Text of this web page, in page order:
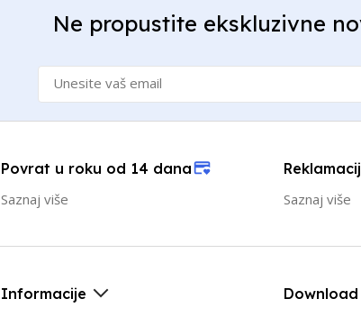
Ne propustite ekskluzivne
Povrat u roku od 14 dana
Saznaj više
Saznaj više
Informacije Download